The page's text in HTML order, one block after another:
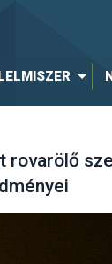
rovarölő